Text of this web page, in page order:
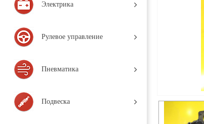
Электрика
Рулевое управление
Пневматика
Подвеска